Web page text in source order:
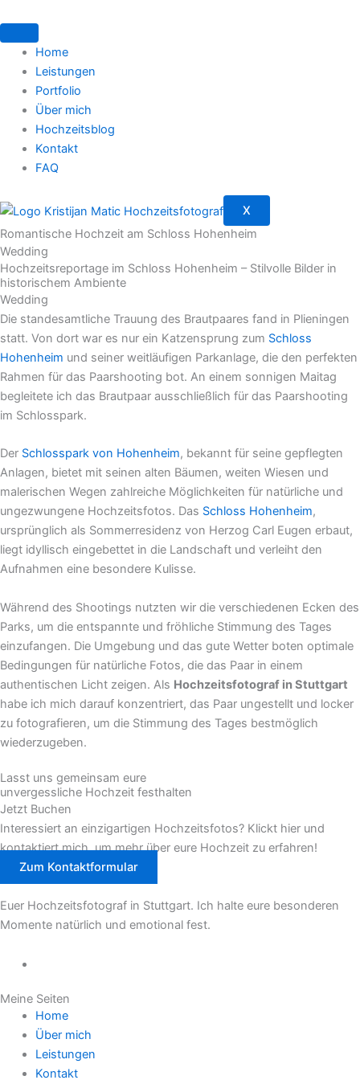
Inhalt
springenHome
Leistungen
Portfolio
Über mich
Hochzeitsblog
Kontakt
FAQ
X
Romantische Hochzeit am Schloss Hohenheim
Wedding
Hochzeitsreportage im Schloss Hohenheim – Stilvolle Bilder in
historischem Ambiente
Wedding
Die standesamtliche Trauung des Brautpaares fand in Plieningen
statt. Von dort war es nur ein Katzensprung zum Schloss
Hohenheim und seiner weitläufigen Parkanlage, die den perfekten
Rahmen für das Paarshooting bot. An einem sonnigen Maitag
begleitete ich das Brautpaar ausschließlich für das Paarshooting
im Schlosspark.
Der Schlosspark von Hohenheim, bekannt für seine gepflegten
Anlagen, bietet mit seinen alten Bäumen, weiten Wiesen und
malerischen Wegen zahlreiche Möglichkeiten für natürliche und
ungezwungene Hochzeitsfotos. Das Schloss Hohenheim,
ursprünglich als Sommerresidenz von Herzog Carl Eugen erbaut,
liegt idyllisch eingebettet in die Landschaft und verleiht den
Aufnahmen eine besondere Kulisse.
Während des Shootings nutzten wir die verschiedenen Ecken des
Parks, um die entspannte und fröhliche Stimmung des Tages
einzufangen. Die Umgebung und das gute Wetter boten optimale
Bedingungen für natürliche Fotos, die das Paar in einem
authentischen Licht zeigen. Als Hochzeitsfotograf in Stuttgart
habe ich mich darauf konzentriert, das Paar ungestellt und locker
zu fotografieren, um die Stimmung des Tages bestmöglich
wiederzugeben.
Lasst uns gemeinsam eure
unvergessliche Hochzeit festhalten
Jetzt Buchen
Interessiert an einzigartigen Hochzeitsfotos? Klickt hier und
kontaktiert mich, um mehr über eure Hochzeit zu erfahren!
Zum Kontaktformular
Euer Hochzeitsfotograf in Stuttgart. Ich halte eure besonderen
Momente natürlich und emotional fest.
Meine Seiten
Home
Über mich
Leistungen
Kontakt